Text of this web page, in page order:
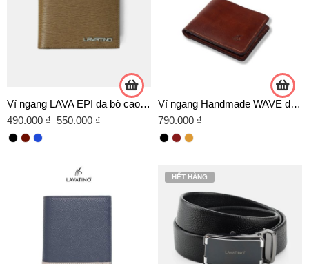
Ví ngang LAVA EPI da bò cao cấp
490.000 ₫–550.000 ₫
Ví ngang Handmade WAVE da Veg
790.000 ₫
HẾT HÀNG